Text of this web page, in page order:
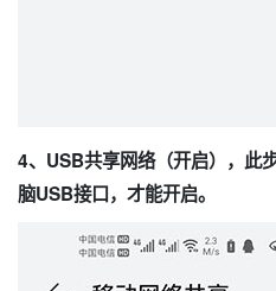
4、USB共享网络（开启），此
脑USB接口，才能开启。